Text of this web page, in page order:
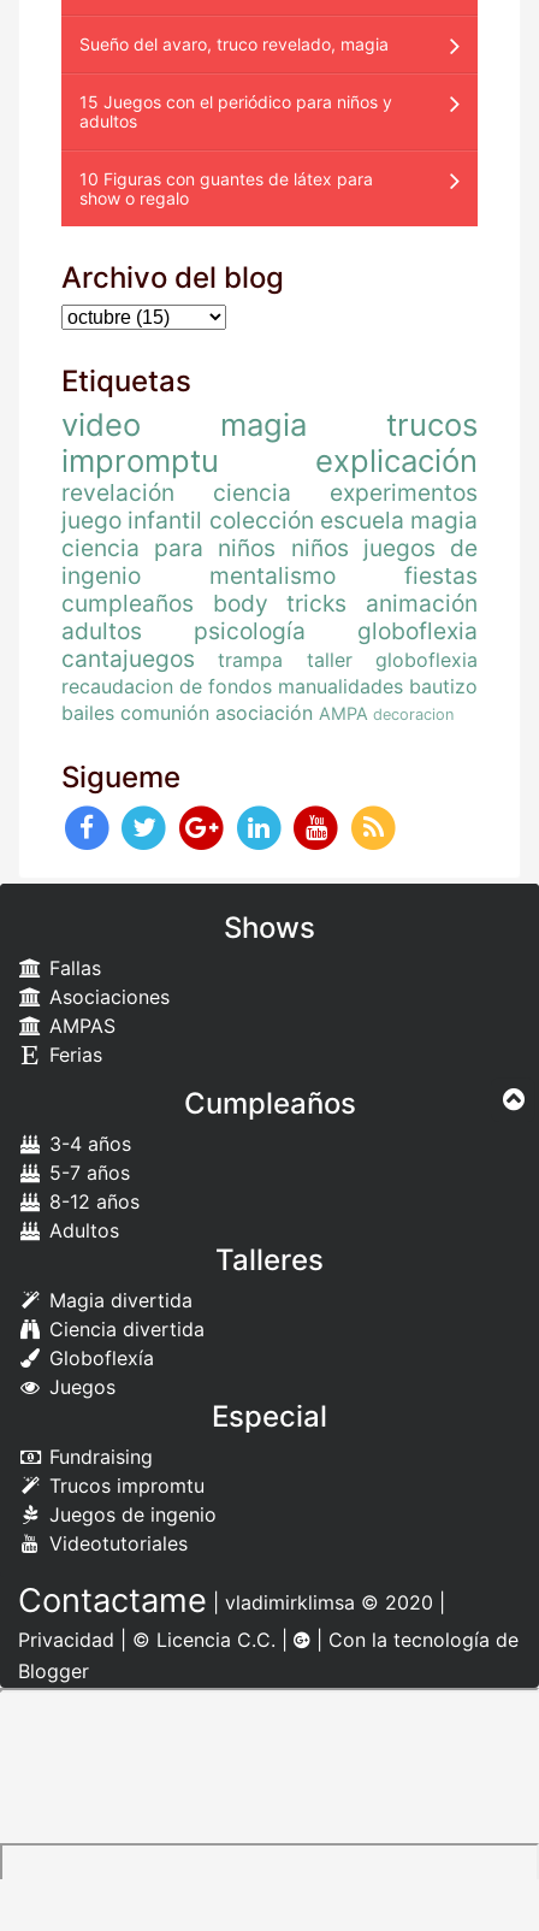
Sueño del avaro, truco revelado, magia
15 Juegos con el periódico para niños y
adultos
10 Figuras con guantes de látex para
show o regalo
Archivo del blog
Etiquetas
video magia
trucos
impromptu
explicación
revelación ciencia
experimentos
juego infantil colección escuela magia
ciencia para niños
niños juegos de
ingenio
mentalismo
fiestas
cumpleaños
body tricks
animación
adultos
psicología
globoflexia
cantajuegos
trampa
taller globoflexia
recaudacion de fondos manualidades bautizo
bailes comunión asociación AMPA decoracion
Sigueme
Shows
Fallas
Asociaciones
AMPAS
Ferias
Cumpleaños
3-4 años
5-7 años
8-12 años
Adultos
Talleres
Magia divertida
Ciencia divertida
Globoflexía
Juegos
Especial
Fundraising
Trucos impromtu
Juegos de ingenio
Videotutoriales
Contactame vladimirklimsa © 2020 |
Privacidad
© Licencia C.C.
| Con la tecnología de
Blogger